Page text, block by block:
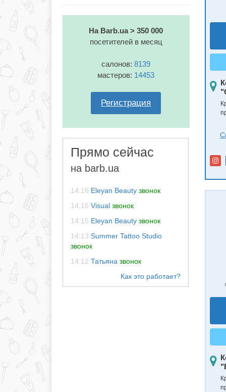
На Barb.ua > 350 000
посетителей в месяц
салонов:8139
мастеров: 14453
Регистрация
Прямо сейчас
на barb.ua
14:16 Eleyan Beauty звонок
14:16 Visual звонок
14:15 Eleyan Beauty звонок
14:13 Summer Tattoo Studio
звонок
14:12 Татьяна звонок